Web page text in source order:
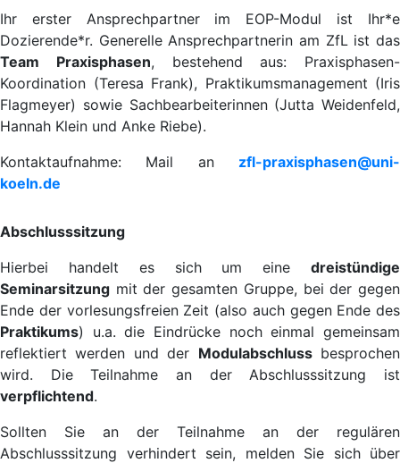
Ihr erster Ansprechpartner im EOP-Modul ist Ihr*e
Dozierende*r. Generelle Ansprechpartnerin am ZfL ist das
Team Praxisphasen, bestehend aus: Praxisphasen-
Koordination (Teresa Frank), Praktikumsmanagement (Iris
Flagmeyer) sowie Sachbearbeiterinnen (Jutta Weidenfeld,
Hannah Klein und Anke Riebe).
Kontaktaufnahme: Mail an zfl-praxisphasen@uni-
koeln.de
Abschlusssitzung
Hierbei handelt es sich um eine dreistündige
Seminarsitzung mit der gesamten Gruppe, bei der gegen
Ende der vorlesungsfreien Zeit (also auch gegen Ende des
Praktikums) u.a. die Eindrücke noch einmal gemeinsam
reflektiert werden und der Modulabschlussbesprochen
wird. Die Teilnahme an der Abschlusssitzung ist
verpflichtend.
Sollten Sie an der Teilnahme an der regulären
Abschlusssitzung verhindert sein, melden Sie sich über